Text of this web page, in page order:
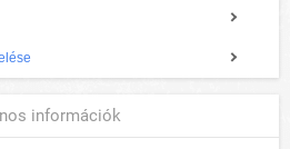
információk